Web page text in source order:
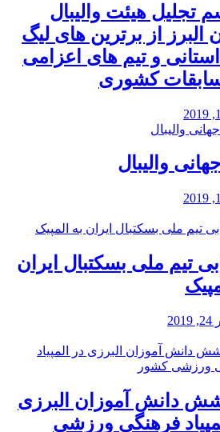
تجلیل هیئت والیبال
البرز از برترین های لیگ
و تیم های اعزامی
کشوری
والیبال
تیم ملی بسکتبال ایران
دانش آموزان البرزی
فرهنگی ورزشی